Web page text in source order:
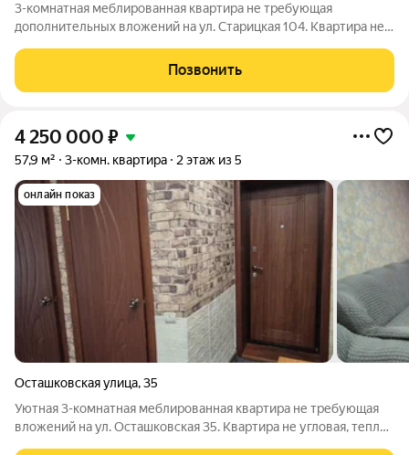
3-комнатная меблированная квартира не требующая
дополнительных вложений на ул. Старицкая 104. Квартира не
площадью 59,2 кв.м., три раздельные комнаты: просторная
гостиная 17 кв.м. с удобным
Позвонить
4 250 000 ₽
57,9 м² 3-комн. квартира 2 этаж из 5
онлайн показ
Осташковская улица,35
Уютная 3-комнатная меблированная квартира не требующая
вложений на ул. Осташковская 35. Квартира не угловая, теплая